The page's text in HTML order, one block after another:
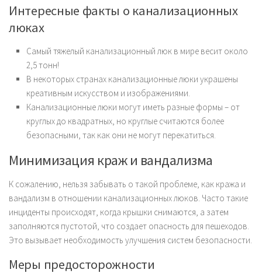
Интересные факты о канализационных
люках
Самый тяжелый канализационный люк в мире весит около
2,5 тонн!
В некоторых странах канализационные люки украшены
креативным искусством и изображениями.
Канализационные люки могут иметь разные формы – от
круглых до квадратных, но круглые считаются более
безопасными, так как они не могут перекатиться.
Минимизация краж и вандализма
К сожалению, нельзя забывать о такой проблеме, как кража и
вандализм в отношении канализационных люков. Часто такие
инциденты происходят, когда крышки снимаются, а затем
заполняются пустотой, что создает опасность для пешеходов.
Это вызывает необходимость улучшения систем безопасности.
Меры предосторожности